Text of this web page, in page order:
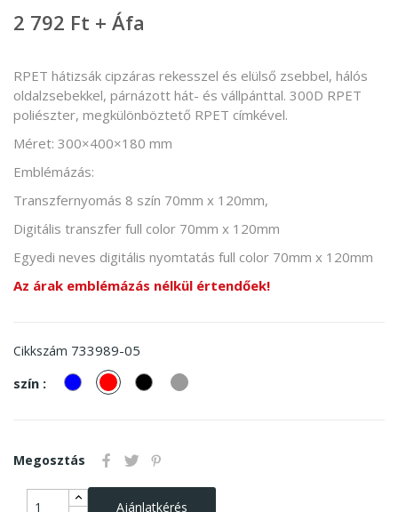
2 792 Ft + Áfa
RPET hátizsák cipzáras rekesszel és elülső zsebbel, hálós
oldalzsebekkel, párnázott hát- és vállpánttal. 300D RPET
poliészter, megkülönböztető RPET címkével.
Méret: 300×400×180 mm
Emblémázás:
Transzfernyomás 8 szín 70mm x 120mm,
Digitális transzfer full color 70mm x 120mm
Egyedi neves digitális nyomtatás full color 70mm x 120mm
Az árak emblémázás nélkül értendőek!
Cikkszám 733989-05
szín :
kek piros FeketeSzürke
Megosztás
Ajánlatkérés